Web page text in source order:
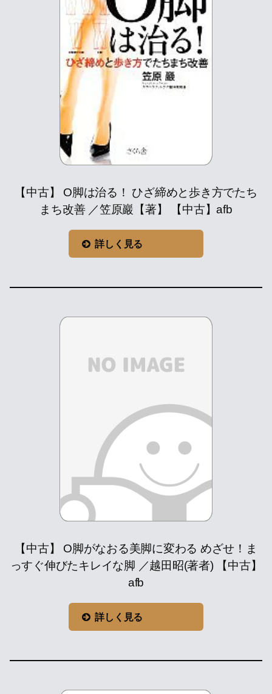
【中古】 O脚は治る！ ひざ締めと歩き方でたち
まち改善 ／笠原巖【著】 【中古】afb
詳しく見る
【中古】 O脚がなおる美脚に変わる めざせ！ま
っすぐ伸びたキレイな脚 ／越田昭(著者) 【中古】
afb
詳しく見る